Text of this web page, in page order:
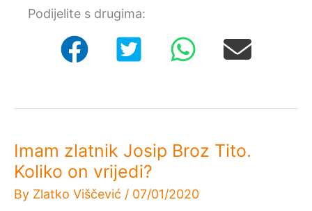
probušen.
vrijedi?
Podijelite s drugima:
Imam zlatnik Josip Broz Tito.
Koliko on vrijedi?
By Zlatko Viščević / 07/01/2020